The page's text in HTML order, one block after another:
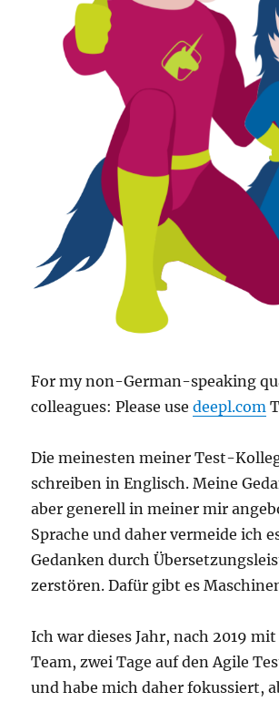
For my non-German-speaking
colleagues: Please usedeepl.com
Die meinesten meiner Test-
schreiben in Englisch. Meine
aber generell in meiner mir
Sprache und daher vermeide ich
Gedanken durch
zerstören. Dafür gibt es
Ich war dieses Jahr, nach 2019
Team, zwei Tage auf den Agile
und habe mich daher fokussiert,